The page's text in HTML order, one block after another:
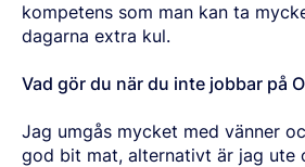
kompetens som man kan ta
dagarna extra kul.
Vad gör du när du inte jobbar på
Jag umgås mycket med vänner
god bit mat, alternativt är jag ute